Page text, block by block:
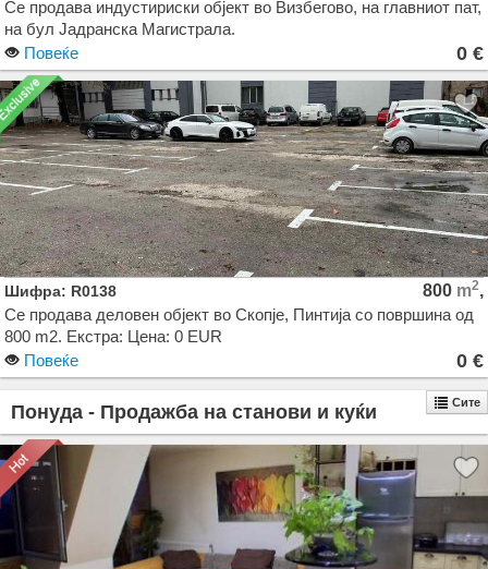
Се продава индустириски објект во Визбегово, на главниот пат,
на бул Јадранска Магистрала.
Објектот се состои од 516м2 деловен простор на приземје +
кат, и а 707м2, стовариште, односно 3 комори со големина
360м2 , 250 м2 и 180 м2 . Објектот е на целосно ограден плац
со вкупна површина од 3.505 м2.
Повеќе 0 €
Шифра: R0138 800 m2,
Се продава деловен објект во Скопје, Пинтија со површина од
800 m2. Екстра: Цена: 0 EUR
Повеќе
0 €
Понуда - Продажба на станови и куќи Сите